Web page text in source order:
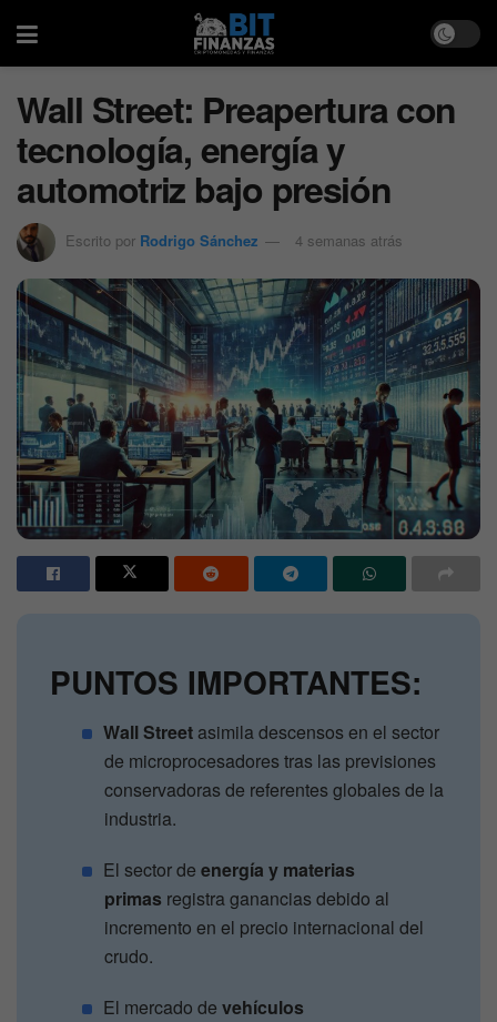
Wall Street: Preapertura con
tecnología, energía y
automotriz bajo presión
Escrito por Rodrigo Sánchez 4 semanas atrás
PUNTOS IMPORTANTES:
Wall Street asimila descensos en el sector
de microprocesadores tras las previsiones
conservadoras de referentes globales de la
industria.
El sector deenergía y materias
primas registra ganancias debido al
incremento en el precio internacional del
crudo.
El mercado devehículos